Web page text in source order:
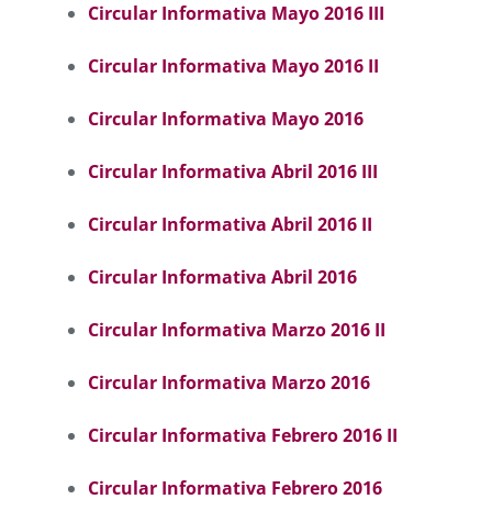
Circular Informativa Mayo 2016 III
Circular Informativa Mayo 2016 II
Circular Informativa Mayo 2016
Circular Informativa Abril 2016 III
Circular Informativa Abril 2016 II
Circular Informativa Abril 2016
Circular Informativa Marzo 2016 II
Circular Informativa Marzo 2016
Circular Informativa Febrero 2016 II
Circular Informativa Febrero 2016